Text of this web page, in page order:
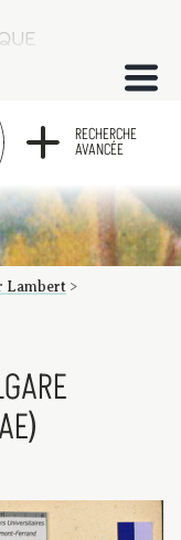
Marie
RECHERCHE
AVANCÉE
Lambert >